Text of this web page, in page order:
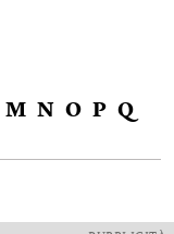
M N O P Q